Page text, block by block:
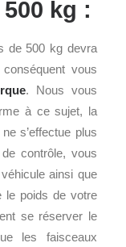
kg :
de 500 kg devra
vous
. Nous vous
à ce sujet, la
s’effectue plus
contrôle, vous
ainsi que
le poids de votre
se réserver le
les faisceaux